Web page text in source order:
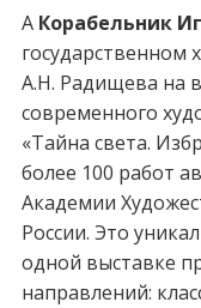
А Корабельник
государственном
А.Н. Радищева на
современного
«Тайна света.
более 100 работ
Академии
России. Это
одной выставке
направлений: